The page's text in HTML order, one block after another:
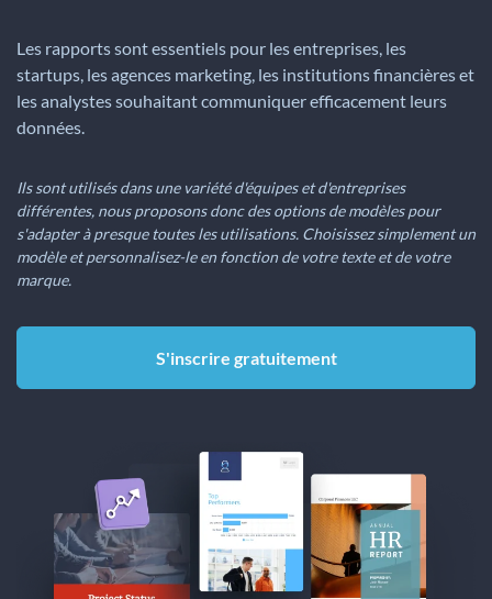
Les rapports sont essentiels pour les entreprises, les
startups, les agences marketing, les institutions financières et
les analystes souhaitant communiquer efficacement leurs
données.
Ils sont utilisés dans une variété d'équipes et d'entreprises
différentes, nous proposons donc des options de modèles pour
s'adapter à presque toutes les utilisations. Choisissez simplement un
modèle et personnalisez-le en fonction de votre texte et de votre
marque.
S'inscrire gratuitement